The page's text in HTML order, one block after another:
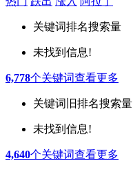
关键词排名搜索量
未找到信息!
6,778个关键词查看更多
关键词 旧排名搜索量
未找到信息!
4,640个关键词查看更多